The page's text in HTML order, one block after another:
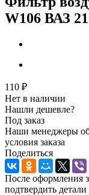
W106 ВАЗ
110 ₽
Нет в наличии
Нашли дешевле?
Под заказ
Наши менеджеры
условия заказа
Поделиться
После оформления
подтвердить